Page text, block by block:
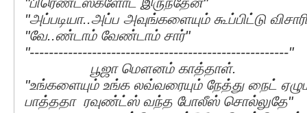
"அப்படியா..அப்ப அவுங்களையும் கூப்பிட்டு
"வே..ண்டாம் வேண்டாம் சார்"
"------------------------------------------------------"
பூஜா மௌனம் காத்தாள்.
"உங்களையும் உங்க லவ்வரையும் நேத்து நைட்
பாத்ததா ரவுண்ட்ஸ் வந்த போலீஸ் சொல்லுதே"